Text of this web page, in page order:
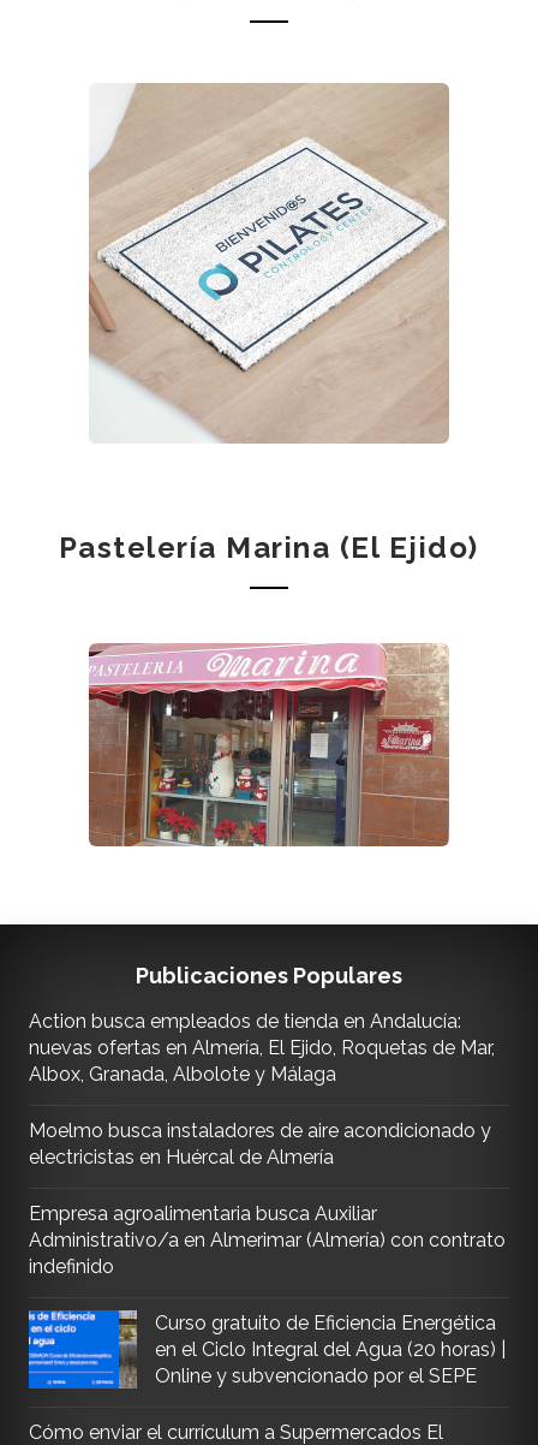
Pastelería Marina (El Ejido)
Publicaciones Populares
Action busca empleados de tienda en Andalucía:
nuevas ofertas en Almería, El Ejido, Roquetas de Mar,
Albox, Granada, Albolote y Málaga
Moelmo busca instaladores de aire acondicionado y
electricistas en Huércal de Almería
Empresa agroalimentaria busca Auxiliar
Administrativo/a en Almerimar (Almería) con contrato
indefinido
Curso gratuito de Eficiencia Energética
en el Ciclo Integral del Agua (20 horas) |
Online y subvencionado por el SEPE
Cómo enviar el currículum a Supermercados El